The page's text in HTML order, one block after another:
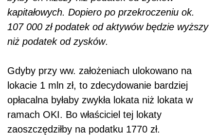
kapitałowych. Dopiero po przekroczeniu ok.
107 000 zł podatek od aktywów będzie wyższy
niż podatek od zysków.
Gdyby przy ww. założeniach ulokowano na
lokacie 1 mln zł, to zdecydowanie bardziej
opłacalna byłaby zwykła lokata niż lokata w
ramach OKI. Bo właściciel tej lokaty
zaoszczędziłby na podatku 1770 zł.